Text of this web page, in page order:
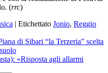
(rrc)
| Etichettato Jonio, Reggio
di Sibari “la Terzeria” scelta
«Risposta agli allarmi